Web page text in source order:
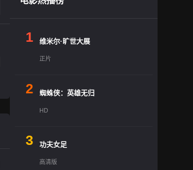
1 维米尔·旷世大展
正片
2 蜘蛛侠：英雄无归
HD
3 功夫女足
高清版